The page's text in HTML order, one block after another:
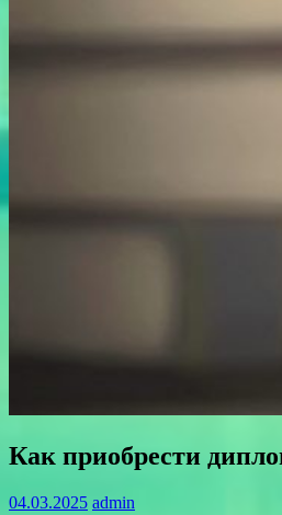
Как приобрести
04.03.2025 admin